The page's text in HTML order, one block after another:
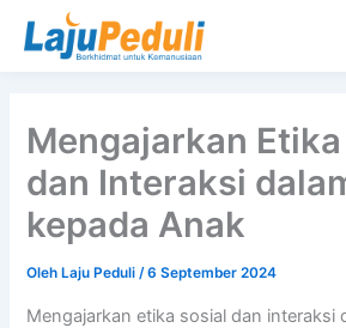
Mengajarkan
dan Interaksi
kepada Anak
Oleh Laju Peduli/6 September 2024
Mengajarkan etika sosial dan interaksi